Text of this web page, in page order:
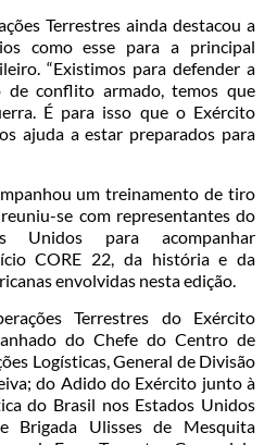
Terrestres ainda destacou a
como esse para a principal
“Existimos para defender a
de conflito armado, temos que
É para isso que o Exército
ajuda a estar preparados para
um treinamento de tiro
se com representantes do
Unidos para acompanhar
CORE 22, da história e da
envolvidas nesta edição.
Terrestres do Exército
do Chefe do Centro de
Logísticas, General de Divisão
do Adido do Exército junto à
do Brasil nos Estados Unidos
Brigada Ulisses de Mesquita